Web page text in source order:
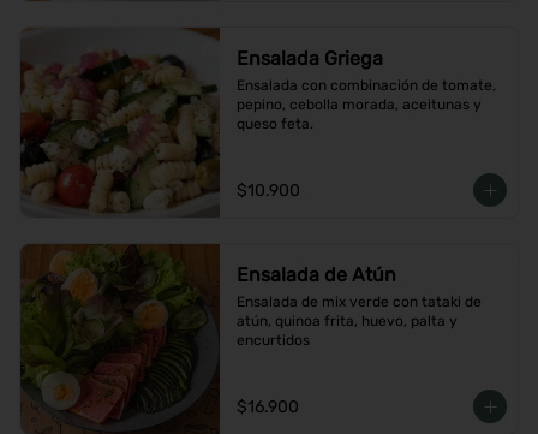
Ensalada Griega
Ensalada con combinación de tomate,
pepino, cebolla morada, aceitunas y
queso feta.
$10.900
Ensalada de Atún
Ensalada de mix verde con tataki de
atún, quinoa frita, huevo, palta y
encurtidos
$16.900